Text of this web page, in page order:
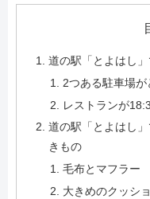
道の駅「とよはし
2つある駐車場
レストランが
道の駅「とよはし
きもの
毛布とマフラー
大きめのクッシ